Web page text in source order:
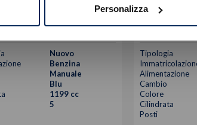
Personalizza
€ 16.920€
Nuovo
Benzina
Manuale
Blu
1199 cc
5
21.570
Tipologia
Alimentazione
Cambio
Colore
Cilindrata
Posti